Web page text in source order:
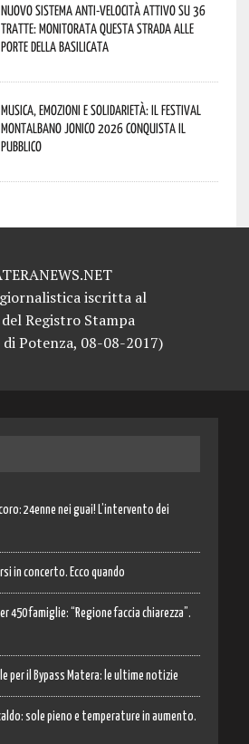
Nuovo sistema anti-velocità attivo su 36
tratte: monitorata questa strada alle
porte della Basilicata
Musica, emozioni e solidarietà: il Festival
Montalbano Jonico 2026 conquista il
pubblico
iscritta al
Registro Stampa
Potenza, 08-08-2017)
24enne nei guai! L’intervento dei
in concerto. Ecco quando
450 famiglie: “Regione faccia chiarezza”.
per il Bypass Matera: le ultime notizie
sole pieno e temperature in aumento.